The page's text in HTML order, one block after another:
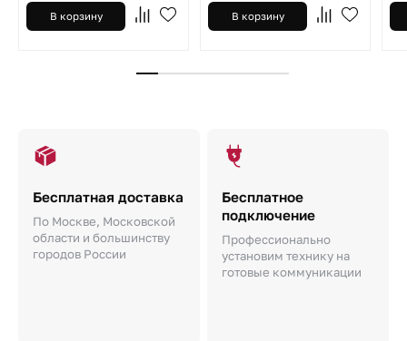
В корзину В корзину
Бесплатная доставка
По Москве, Московской
области и большинству
городов России
Бесплатное
подключение
Профессионально
установим технику на
готовые коммуникации